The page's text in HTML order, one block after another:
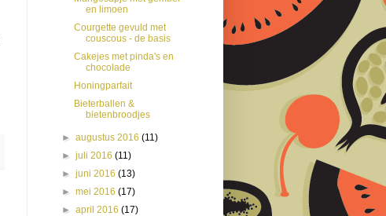
en limoen
Courgette gevuld met
couscous - de basis
Cakejes met pinda's en
chocolade
Honingparfait
Bieterballen &
bietenbroodjes
►augustus 2016(11)
►juli 2016(11)
►juni 2016(13)
►mei 2016(17)
►april 2016(17)